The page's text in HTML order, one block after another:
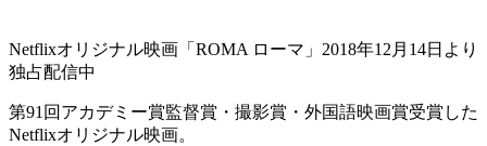
Netflixオリジナル映画「ROMA ローマ」2018年12月14日より
独占配信中
第91回アカデミー賞監督賞・撮影賞・外国語映画賞受賞した
Netflixオリジナル映画。